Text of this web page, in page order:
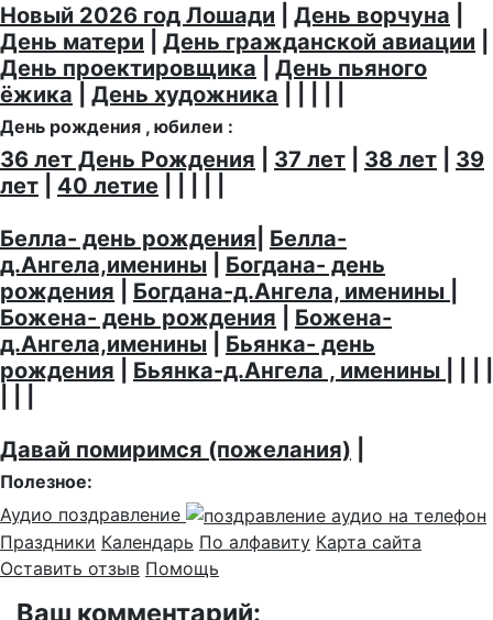
Новый 2026 год Лошади День ворчуна
День матери
День гражданской авиации
День проектировщика
День пьяного
ёжика
День художника
День рождения , юбилеи :
36 лет День Рождения 37 лет 38 лет
39
лет
40 летие
Белла- день рождения Белла-
д.Ангела,именины
Богдана- день
рождения
Богдана-д.Ангела, именины
Божена- день рождения
Божена-
д.Ангела,именины
Бьянка- день
рождения
Бьянка-д.Ангела , именины
Давай помиримся (пожелания)
Полезное:
Аудио поздравление
Праздники Календарь По алфавиту Карта сайта
Оставить отзыв Помощь
Ваш комментарий: